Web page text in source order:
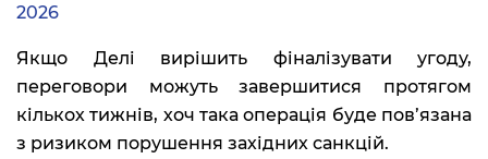
2026
Якщо Делі вирішить фіналізувати угоду,
переговори можуть завершитися протягом
кількох тижнів, хоч така операція буде пов’язана
з ризиком порушення західних санкцій.